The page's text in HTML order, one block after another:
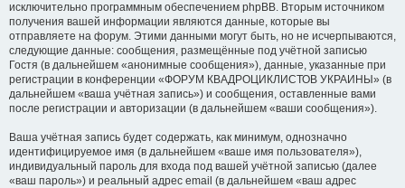
исключительно программным обеспечением phpBB. Вторым источником
получения вашей информации являются данные, которые вы
отправляете на форум. Этими данными могут быть, но не исчерпываются,
следующие данные: сообщения, размещённые под учётной записью
Гостя (в дальнейшем «анонимные сообщения»), данные, указанные при
регистрации в конференции «ФОРУМ КВАДРОЦИКЛИСТОВ УКРАИНЫ» (в
дальнейшем «ваша учётная запись») и сообщения, оставленные вами
после регистрации и авторизации (в дальнейшем «ваши сообщения»).
Ваша учётная запись будет содержать, как минимум, однозначно
идентифицируемое имя (в дальнейшем «ваше имя пользователя»),
индивидуальный пароль для входа под вашей учётной записью (далее
«ваш пароль») и реальный адрес email (в дальнейшем «ваш адрес